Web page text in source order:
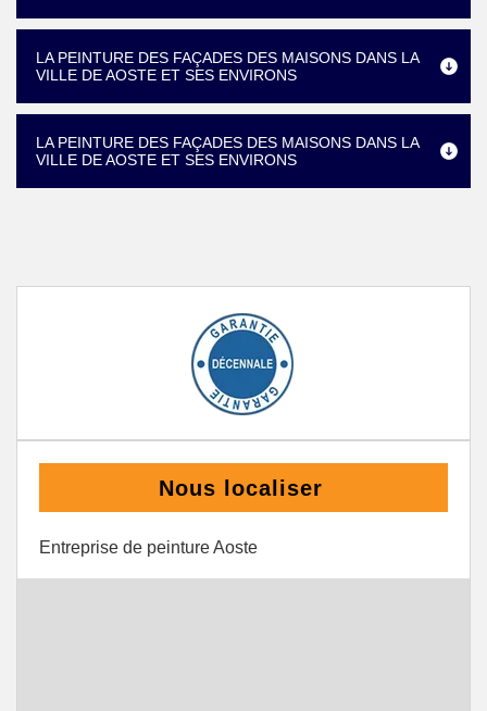
LA PEINTURE DES FAÇADES DES MAISONS DANS LA
VILLE DE AOSTE ET SES ENVIRONS
LA PEINTURE DES FAÇADES DES MAISONS DANS LA
VILLE DE AOSTE ET SES ENVIRONS
Nous localiser
Entreprise de peinture Aoste